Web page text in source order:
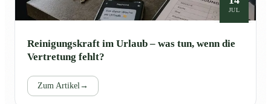
JUL
Reinigungskraft im Urlaub – was tun, wenn die
Vertretung fehlt?
Zum Artikel→